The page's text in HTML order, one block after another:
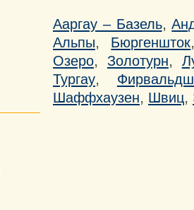
Ааргау – Базель,
Альпы, Бюргеншток
Озеро, Золотурн,
Тургау,
Шаффхаузен, Швиц,